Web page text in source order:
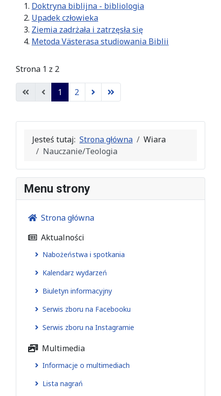
Doktryna biblijna - bibliologia
Upadek człowieka
Ziemia zadrżała i zatrzęsła się
Metoda Västerasa studiowania Biblii
Strona 1 z 2
1 2
Jesteś tutaj: Strona główna
Wiara
Nauczanie/Teologia
Menu strony
Strona główna
Aktualności
Nabożeństwa i spotkania
Kalendarz wydarzeń
Biuletyn informacyjny
Serwis zboru na Facebooku
Serwis zboru na Instagramie
Multimedia
Informacje o multimediach
Lista nagrań